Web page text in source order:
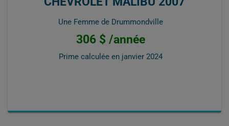
Une Femme de Drummondville
306 $ /année
Prime calculée en janvier 2024